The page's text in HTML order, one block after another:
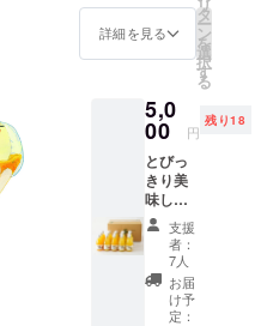
も素敵
です！
かせで
す！ き
れいな
写真を
選んで
お送り
いたし
ます。
多少の
折れや
よれな
どがあ
表作を
掲載し
た珠玉
の1冊に
定で
す。 ・
伊藤彩
からの
お礼
メッ
セージ
メール
と次回
の展覧
会を
メール
詳細を見る
タ
ー
ン
を
選
択
す
る
5,0
00 円
残り18
とびっ
きり美
味しい
選べる
伊藤農
園の
【みか
ジュー
支援
者：
7人
お届
け予
定：